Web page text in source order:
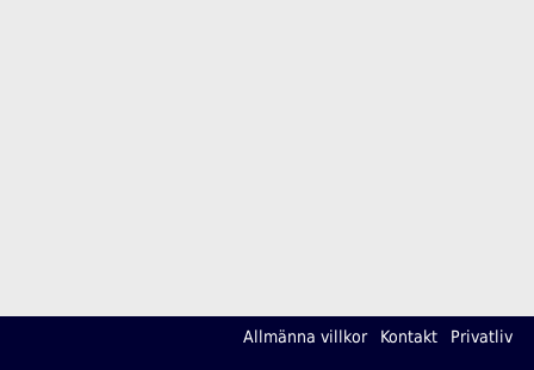
Allmänna villkor Kontakt Privatliv